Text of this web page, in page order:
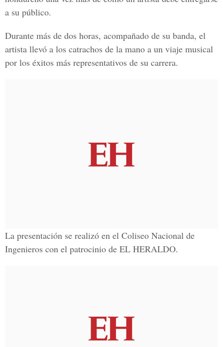
a su público.
Durante más de dos horas, acompañado de su banda, el
artista llevó a los catrachos de la mano a un viaje musical
por los éxitos más representativos de su carrera.
La presentación se realizó en el Coliseo Nacional de
Ingenieros con el patrocinio de EL HERALDO.